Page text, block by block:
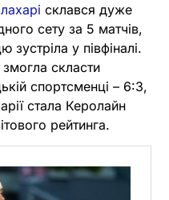
склався дуже
сету за 5 матчів,
у півфіналі.
змогла скласти
спортсменці – 6:3,
стала Керолайн
рейтинга.